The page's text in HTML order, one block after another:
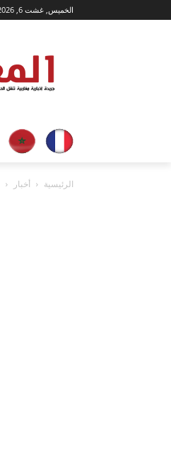
الخميس, غشت 6, 2026
الرئيسية أخبار